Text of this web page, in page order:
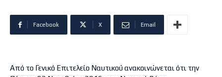
Facebook X Email
Από το Γενικό Επιτελείο Ναυτικού ανακοινώνεται ότι την